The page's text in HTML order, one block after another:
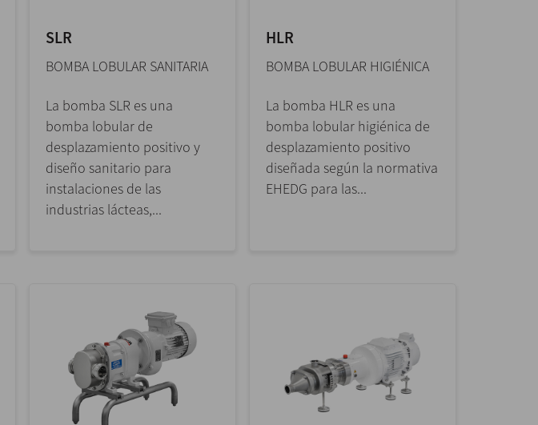
SLR
BOMBA LOBULAR SANITARIA
La bomba SLR es una
bomba lobular de
desplazamiento positivo y
diseño sanitario para
instalaciones de las
industrias lácteas,...
HLR
BOMBA LOBULAR HIGIÉNICA
La bomba HLR es una
bomba lobular higiénica de
desplazamiento positivo
diseñada según la normativa
EHEDG para las...